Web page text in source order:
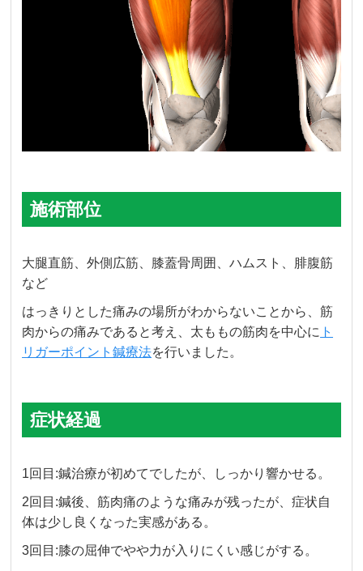
施術部位
大腿直筋、外側広筋、膝蓋骨周囲、ハムスト、腓腹筋
など
はっきりとした痛みの場所がわからないことから、筋
肉からの痛みであると考え、太ももの筋肉を中心に ト
リガーポイント鍼療法を行いました。
症状経過
1回目:鍼治療が初めてでしたが、しっかり響かせる。
2回目:鍼後、筋肉痛のような痛みが残ったが、症状自
体は少し良くなった実感がある。
3回目:膝の屈伸でやや力が入りにくい感じがする。